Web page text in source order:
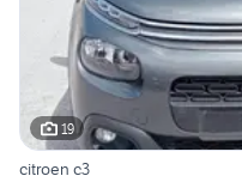
19
citroen c3